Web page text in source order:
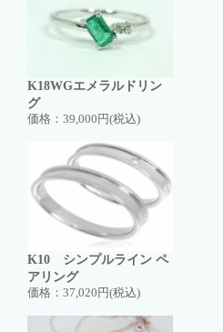
K18WGエメラルドリン
グ
価格： 39,000円(税込)
K10 シンプルライン ペ
アリング
価格： 37,020円(税込)